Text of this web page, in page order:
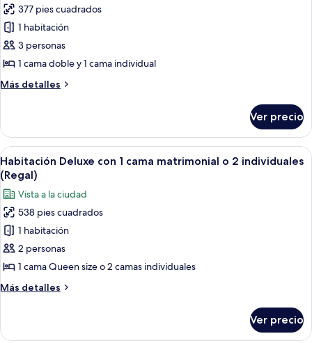
fotos
de
Habitación
Deluxe
2
377 pies cuadrados
1 habitación
3 personas
1 cama doble y 1 cama individual
Más detalles
Más
Deluxe
con
2
camas
individuales
Ver precio
Abrir
todas
las
fotos
de
Habitación
Deluxe
con
1
cama
o
Una habitación de hotel moderna
5
Habitación Deluxe con 1 cama matrimonial o 2 individuales
(Regal)
Vista a la ciudad
538 pies cuadrados
1 habitación
2 personas
1 cama Queen size o 2 camas individuales
Más detalles
Más
Deluxe
Ver precio